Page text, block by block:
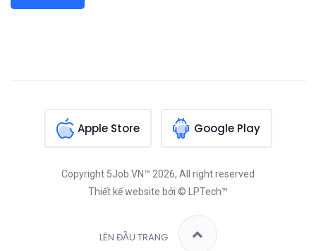
Apple Store Google Play
Copyright 5Job.VN™ 2026, All right reserved
Thiết kế website bởi © LPTech™
LÊN ĐẦU TRANG